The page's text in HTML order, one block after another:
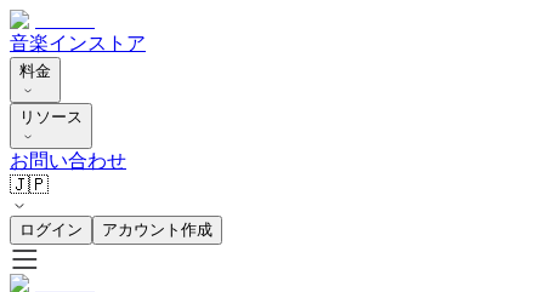
音楽インストア
料金
リソース
お問い合わせ
🇯🇵
ログイン アカウント作成